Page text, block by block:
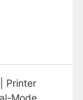
Printer
Mode